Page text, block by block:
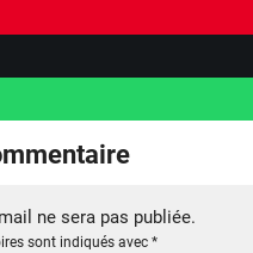
ne sera pas publiée.
sont indiqués avec *